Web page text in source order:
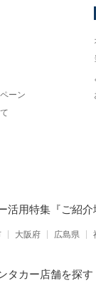
ーン
活用特集 『ご紹
大阪府 広島県
タカー店舗を探す